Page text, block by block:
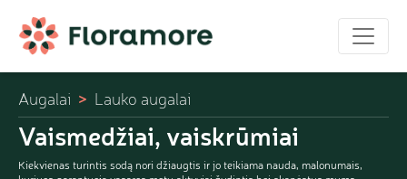
Augalai Lauko augalai
Vaismedžiai, vaiskrūmiai
Kiekvienas turintis sodą nori džiaugtis ir jo teikiama nauda, malonumais,